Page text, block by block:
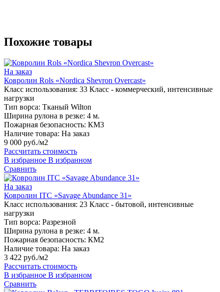
Похожие товары
На заказ
Ковролин Rols «Nordica Shevron Overcast»
Класс использования: 33 Класс - коммерческий, интенсивные
нагрузки
Тип ворса: Тканый Wilton
Ширина рулона в резке: 4 м.
Пожарная безопасность: КМ3
Наличие товара: На заказ
9 000 руб./м2
Рассчитать стоимость
В избранное В избранном
Сравнить
На заказ
Ковролин ITC «Savage Abundance 31»
Класс использования: 23 Класс - бытовой, интенсивные
нагрузки
Тип ворса: Разрезной
Ширина рулона в резке: 4 м.
Пожарная безопасность: КМ2
Наличие товара: На заказ
3 422 руб./м2
Рассчитать стоимость
В избранное В избранном
Сравнить